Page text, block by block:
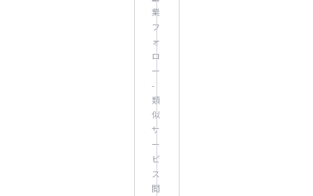
業
フ
ォ
ロ
ー
-
類
似
サ
ー
ビ
ス
閲